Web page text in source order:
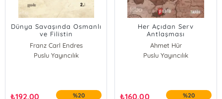
Dünya Savaşında Osmanlı
ve Filistin
Franz Carl Endres
Puslu Yayıncılık
₺192,00 %20
Her Açıdan Serv
Antlaşması
Ahmet Hür
Puslu Yayıncılık
₺160,00 %20